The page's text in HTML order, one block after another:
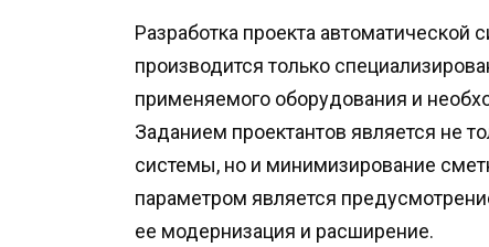
Разработка проекта
производится только
применяемого оборудования и
Заданием проектантов является не
системы, но и минимизирование
параметром является
ее модернизация и расширение.